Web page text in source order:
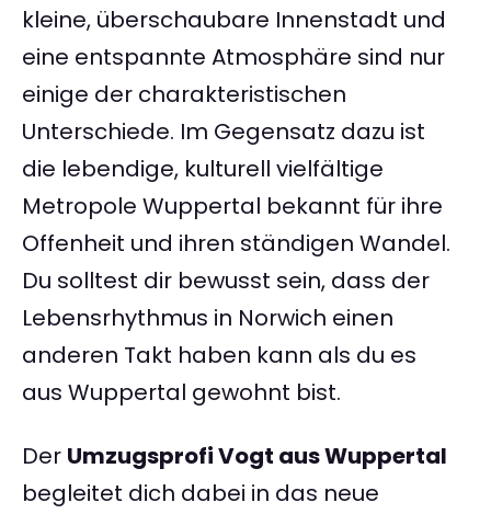
kleine, überschaubare Innenstadt und
eine entspannte Atmosphäre sind nur
einige der charakteristischen
Unterschiede. Im Gegensatz dazu ist
die lebendige, kulturell vielfältige
Metropole Wuppertal bekannt für ihre
Offenheit und ihren ständigen Wandel.
Du solltest dir bewusst sein, dass der
Lebensrhythmus in Norwich einen
anderen Takt haben kann als du es
aus Wuppertal gewohnt bist.
Der Umzugsprofi Vogt aus Wuppertal
begleitet dich dabei in das neue